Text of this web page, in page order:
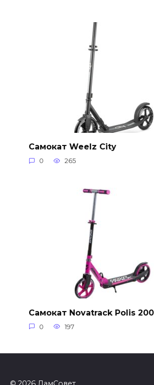
Самокат Weelz City
0 265
Самокат Novatrack Polis
0 197